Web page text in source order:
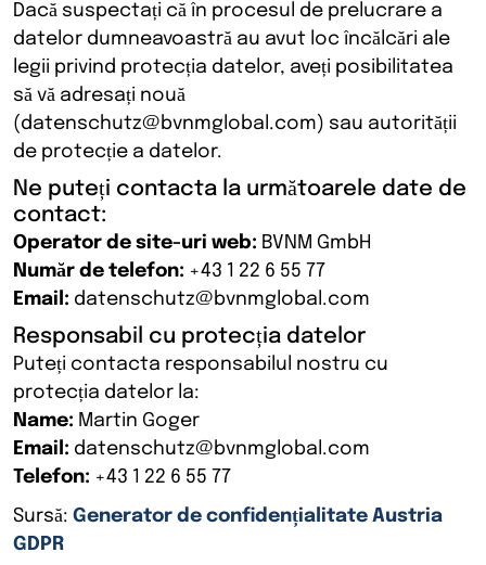
Dacă suspectați că în procesul de prelucrare a
datelor dumneavoastră au avut loc încălcări ale
legii privind protecția datelor, aveți posibilitatea
să vă adresați nouă
(datenschutz@bvnmglobal.com) sau autorității
de protecție a datelor.
Ne puteți contacta la următoarele date de
contact:
Operator de site-uri web: BVNM GmbH
Număr de telefon: +43 1 22 6 55 77
Email: datenschutz@bvnmglobal.com
Responsabil cu protecția datelor
Puteți contacta responsabilul nostru cu
protecția datelor la:
Name: Martin Goger
Email: datenschutz@bvnmglobal.com
Telefon: +43 1 22 6 55 77
Sursă: Generator de confidențialitate Austria
GDPR